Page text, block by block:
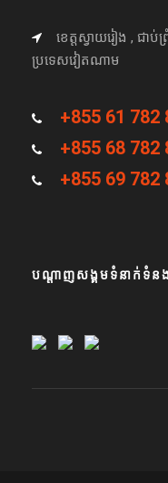
ខេត្តស្វាយរៀង , ជា
ប្រទេសវៀតណាម
+855 61 782
+855 68 782
+855 69 782
បណ្តាញសង្គមទំនាក់ទំន